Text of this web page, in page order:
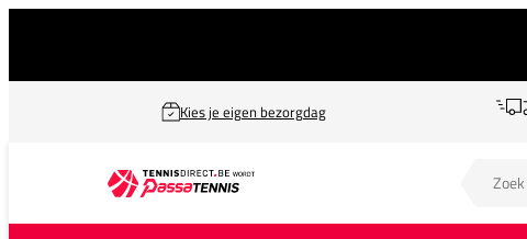
Kies je eigen bezorgdag